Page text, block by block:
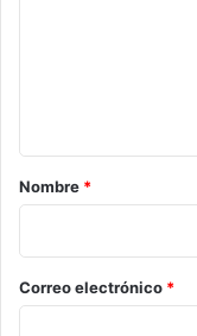
r
o
*
Nombre *
Correo electrónico *